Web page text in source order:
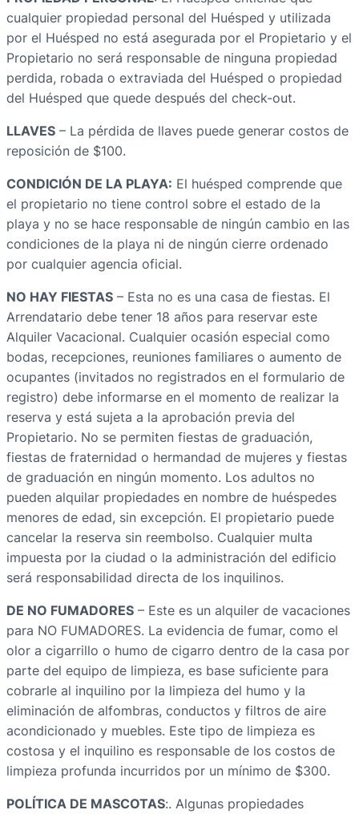
cualquier propiedad personal del Huésped y utilizada
por el Huésped no está asegurada por el Propietario y el
Propietario no será responsable de ninguna propiedad
perdida, robada o extraviada del Huésped o propiedad
del Huésped que quede después del check-out.
LLAVES – La pérdida de llaves puede generar costos de
reposición de $100.
CONDICIÓN DE LA PLAYA: El huésped comprende que
el propietario no tiene control sobre el estado de la
playa y no se hace responsable de ningún cambio en las
condiciones de la playa ni de ningún cierre ordenado
por cualquier agencia oficial.
NO HAY FIESTAS – Esta no es una casa de fiestas. El
Arrendatario debe tener 18 años para reservar este
Alquiler Vacacional. Cualquier ocasión especial como
bodas, recepciones, reuniones familiares o aumento de
ocupantes (invitados no registrados en el formulario de
registro) debe informarse en el momento de realizar la
reserva y está sujeta a la aprobación previa del
Propietario. No se permiten fiestas de graduación,
fiestas de fraternidad o hermandad de mujeres y fiestas
de graduación en ningún momento. Los adultos no
pueden alquilar propiedades en nombre de huéspedes
menores de edad, sin excepción. El propietario puede
cancelar la reserva sin reembolso. Cualquier multa
impuesta por la ciudad o la administración del edificio
será responsabilidad directa de los inquilinos.
DE NO FUMADORES – Este es un alquiler de vacaciones
para NO FUMADORES. La evidencia de fumar, como el
olor a cigarrillo o humo de cigarro dentro de la casa por
parte del equipo de limpieza, es base suficiente para
cobrarle al inquilino por la limpieza del humo y la
eliminación de alfombras, conductos y filtros de aire
acondicionado y muebles. Este tipo de limpieza es
costosa y el inquilino es responsable de los costos de
limpieza profunda incurridos por un mínimo de $300.
POLÍTICA DE MASCOTAS:. Algunas propiedades